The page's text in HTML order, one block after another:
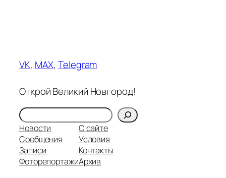
VK, MAX,Telegram
Открой Великий Новгород!
Поиск
Новости
Сообщения
Записи
Фоторепортажи
О сайте
Условия
Контакты
Архив